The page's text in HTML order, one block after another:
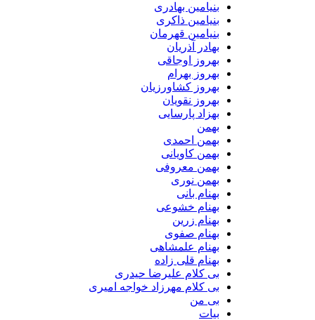
بنیامین بهادری
بنیامین ذاکری
بنیامین قهرمان
بهادر آذریان
بهروز اوجاقی
بهروز بهرام
بهروز کشاورزیان
بهروز نقویان
بهزاد پارسایی
بهمن احمدی
بهمن کاویانی
بهمن معروفی
بهمن نوری
بهنام بانی
بهنام خشوعی
بهنام زرین
بهنام صفوی
بهنام علمشاهی
بهنام قلی زاده
بی کلام علیرضا حیدری
بی کلام مهرزاد خواجه امیری